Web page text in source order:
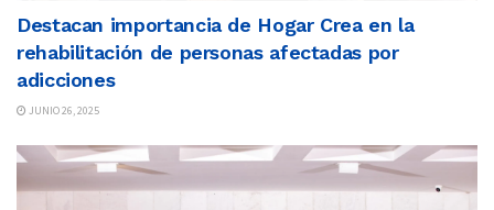
Destacan importancia de Hogar Crea en la
rehabilitación de personas afectadas por
adicciones
JUNIO 26, 2025